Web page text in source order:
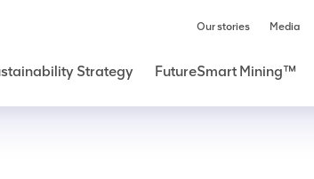
Our stories Media
Strategy FutureSmart Mining™